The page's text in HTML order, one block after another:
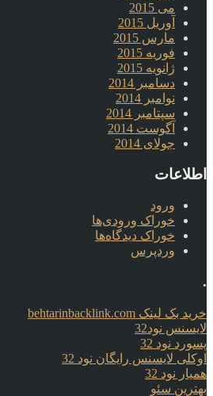
می 2015
آوریل 2015
مارس 2015
فوریه 2015
ژانویه 2015
دسامبر 2014
نوامبر 2014
سپتامبر 2014
آگوست 2014
جولای 2014
اطلاعات
ورود
خوراک ورودی‌ها
خوراک دیدگاه‌ها
وردپرس
.
خرید بک لینک behtarinbacklink.com
لایسنس نود32
پسورد نود 32
اوکلی لایسنس رایگان نود 32
همیار نود 32
بهترین سئو